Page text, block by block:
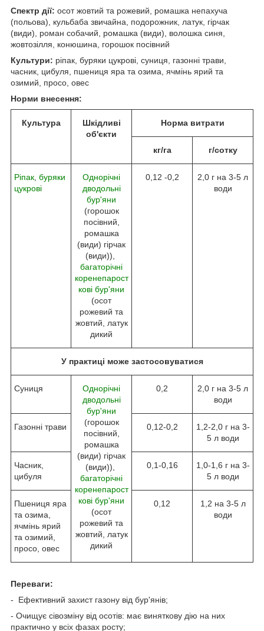
Спектр дії: осот жовтий та рожевий, ромашка непахуча
(польова), кульбаба звичайна, подорожник, латук, гірчак
(види), роман собачий, ромашка (види), волошка синя,
жовтозілля, конюшина, горошок посівний
Культури: ріпак, буряки цукрові, суниця, газонні трави,
часник, цибуля, пшениця яра та озима, ячмінь ярий та
озимий, просо, овес
Норми внесення:
Культура
Шкідливі
об'єкти
Норма витрати
кг/га г/сотку
Ріпак буряки
цукрові
Однорічні
дводольні
бур'яни
(горошок
посівний,
ромашка
(види) гірчак
(види)),
багаторічні
коренепарост
кові бур'яни
(осот
рожевий та
жовтий, латук
дикий
0,12 -0,2
2,0 г на 3-5 л
води
У практиці може застосовуватися
Суниця
Однорічні
дводольні
бур'яни
(горошок
посівний,
ромашка
(види) гірчак
(види)),
багаторічні
коренепарост
кові бур'яни
(осот
рожевий та
жовтий, латук
дикий
0,2
2,0 г на 3-5 л
води
Газонні трави 0,12-0,2
1,2-2,0 г на 3-
5 л води
Часник,
цибуля
0,1-0,16
1,0-1,6 г на 3-
5 л води
Пшениця яра
та озима,
ячмінь ярий
та озимий,
просо, овес
0,12
1,2 на 3-5 л
води
Переваги:
- Ефективний захист газону від бур'янів;
- Очищує сівозміну від осотів: має виняткову дію на них
практично у всіх фазах росту;